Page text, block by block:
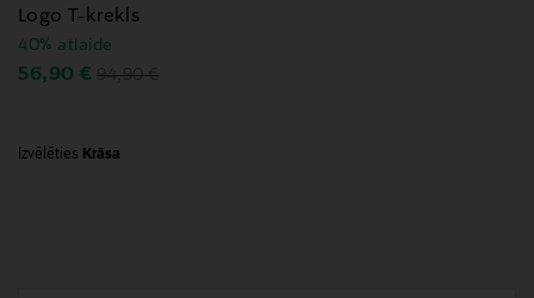
Logo T-krekls
40% atlaide
Discounted Price
56,90 € Original Price
94,90 €
Izvēlēties Krāsa